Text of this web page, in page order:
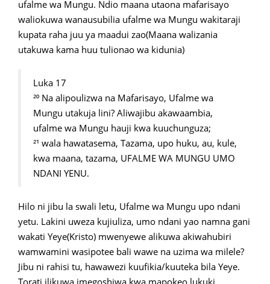
ufalme wa Mungu. Ndio maana utaona mafarisayo
waliokuwa wanausubilia ufalme wa Mungu wakitaraji
kupata raha juu ya maadui zao(Maana walizania
utakuwa kama huu tulionao wa kidunia)
Luka 17
²⁰ Na alipoulizwa na Mafarisayo, Ufalme wa
Mungu utakuja lini? Aliwajibu akawaambia,
ufalme wa Mungu hauji kwa kuuchunguza;
²¹ wala hawatasema, Tazama, upo huku, au, kule,
kwa maana, tazama, UFALME WA MUNGU UMO
NDANI YENU.
Hilo ni jibu la swali letu, Ufalme wa Mungu upo ndani
yetu. Lakini uweza kujiuliza, umo ndani yao namna gani
wakati Yeye(Kristo) mwenyewe alikuwa akiwahubiri
wamwamini wasipotee bali wawe na uzima wa milele?
Jibu ni rahisi tu, hawawezi kuufikia/kuuteka bila Yeye.
Torati ilikuwa imegoshiwa kwa mapokeo lukuki,